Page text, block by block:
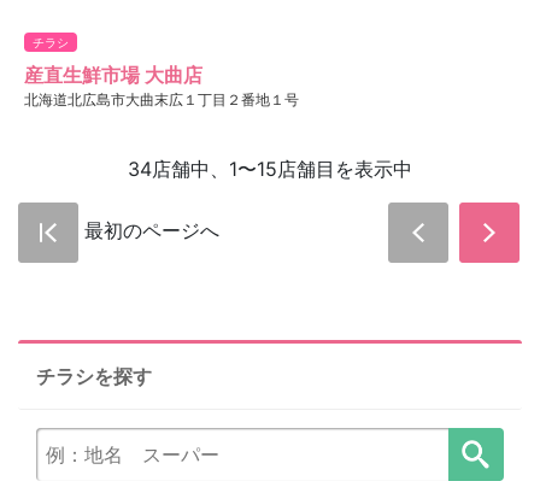
チラシ
産直生鮮市場 大曲店
北海道北広島市大曲末広１丁目２番地１号
34店舗中、1〜15店舗目を表示中
最初のページへ
チラシを探す